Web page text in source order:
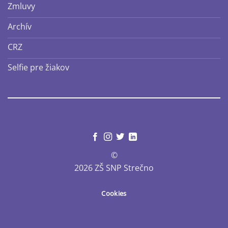
Zmluvy
Archív
CRZ
Selfie pre žiakov
©
2026 ZŠ SNP Strečno
Cookies